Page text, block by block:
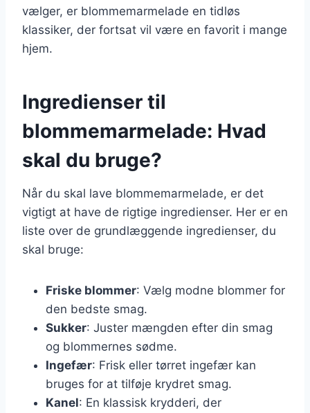
vælger, er blommemarmelade en tidløs
klassiker, der fortsat vil være en favorit i mange
hjem.
Ingredienser til
blommemarmelade: Hvad
skal du bruge?
Når du skal lave blommemarmelade, er det
vigtigt at have de rigtige ingredienser. Her er en
liste over de grundlæggende ingredienser, du
skal bruge:
Friske blommer: Vælg modne blommer for
den bedste smag.
Sukker: Juster mængden efter din smag
og blommernes sødme.
Ingefær: Frisk eller tørret ingefær kan
bruges for at tilføje krydret smag.
Kanel: En klassisk krydderi, der